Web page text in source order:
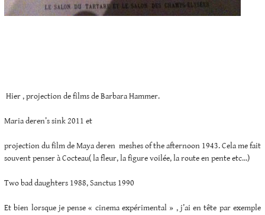
Hier , projection de films de Barbara Hammer.
Maria deren’s sink 2011 et
projection du film de Maya deren meshes of the afternoon 1943. Cela me fait
souvent penser à Cocteau( la fleur, la figure voilée, la route en pente etc…)
Two bad daughters 1988, Sanctus 1990
Et bien lorsque je pense « cinema expérimental » , j’ai en tête par exemple